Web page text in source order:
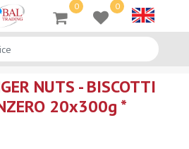
0 0
NUTS - BISCOTTI
20x300g *